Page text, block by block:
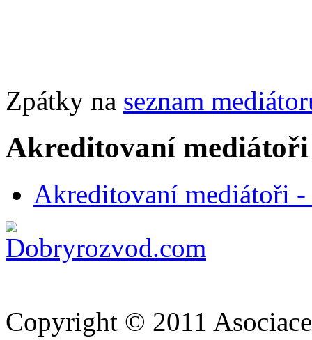
Zpátky na seznam
Akreditovaní mediátoři
Akreditovaní mediátoři
Copyright © 2011